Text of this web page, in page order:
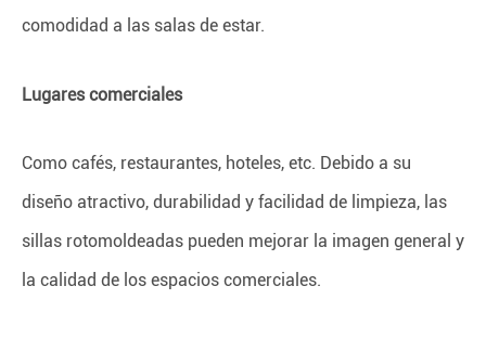
comodidad a las salas de estar.
Lugares comerciales
Como cafés, restaurantes, hoteles, etc. Debido a su
diseño atractivo, durabilidad y facilidad de limpieza, las
sillas rotomoldeadas pueden mejorar la imagen general y
la calidad de los espacios comerciales.